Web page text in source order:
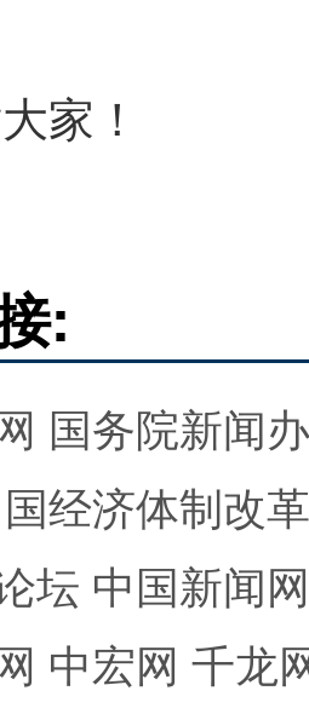
！
:
国务院新闻
经济体制改
坛 中国新闻网
中宏网 千龙